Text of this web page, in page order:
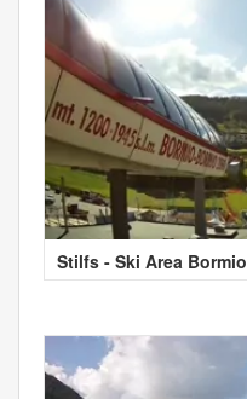
Stilfs - Ski Area Bormio